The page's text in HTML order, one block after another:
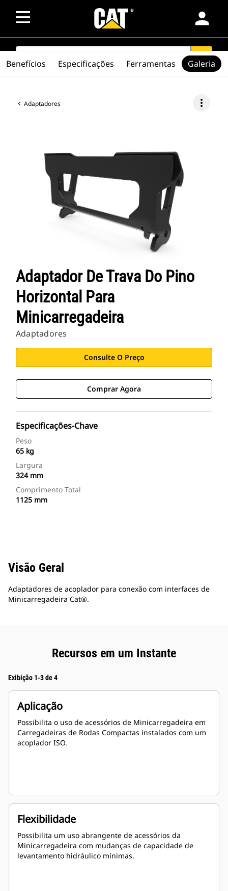
person
SEARCH search
Adaptadores more_vert
Adaptador De Trava Do Pino
Horizontal Para
Minicarregadeira
Adaptadores
Consulte O Preço
Comprar Agora
Especificações-Chave
Peso
65 kg
Largura
324 mm
Comprimento Total
1125 mm
Benefícios Especificações Ferramentas Galeria
Visão Geral
Adaptadores de acoplador para conexão com interfaces de
Minicarregadeira Cat®.
Recursos em um Instante
Exibição 1-3 de 4
Aplicação
Possibilita o uso de acessórios de Minicarregadeira em
Carregadeiras de Rodas Compactas instalados com um
acoplador ISO.
Flexibilidade
Possibilita um uso abrangente de acessórios da
Minicarregadeira com mudanças de capacidade de
levantamento hidráulico mínimas.